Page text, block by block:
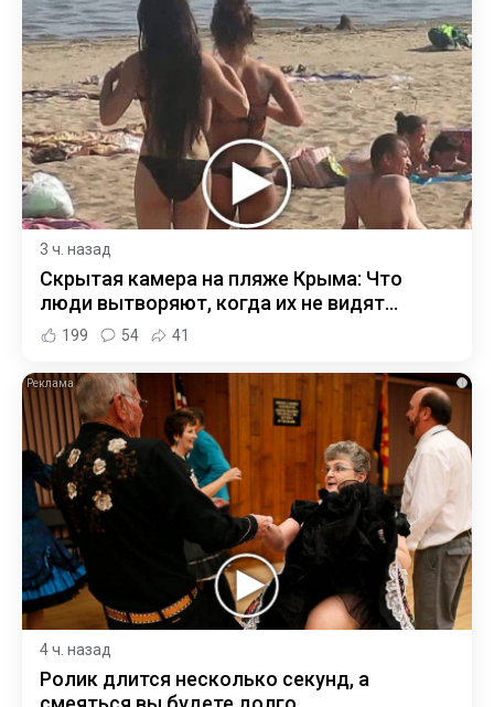
3 ч. назад
Скрытая камера на пляже Крыма: Что
люди вытворяют, когда их не видят...
199 54 41
i
4 ч. назад
Ролик длится несколько секунд, а